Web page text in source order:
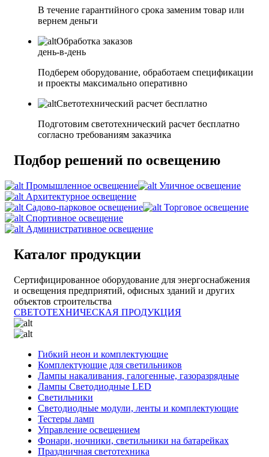
В течение гарантийного срока заменим товар или
вернем деньги
Обработка заказов
день-в-день
Подберем оборудование, обработаем спецификации
и проекты максимально оперативно
Светотехнический расчет бесплатно
Подготовим светотехнический расчет бесплатно
согласно требованиям заказчика
Подбор решений по освещению
Промышленное освещение
Уличное освещение
Архитектурное освещение
Садово-парковое освещение
Торговое освещение
Спортивное освещение
Административное освещение
Каталог продукции
Сертифицированное оборудование для энергоснабжения
и освещения предприятий, офисных зданий и других
объектов строительства
СВЕТОТЕХНИЧЕСКАЯ ПРОДУКЦИЯ
Гибкий неон и комплектующие
Комплектующие для светильников
Лампы накаливания, галогенные, газоразрядные
Лампы Светодиодные LED
Светильники
Светодиодные модули, ленты и комплектующие
Тестеры ламп
Управление освещением
Фонари, ночники, светильники на батарейках
Праздничная светотехника